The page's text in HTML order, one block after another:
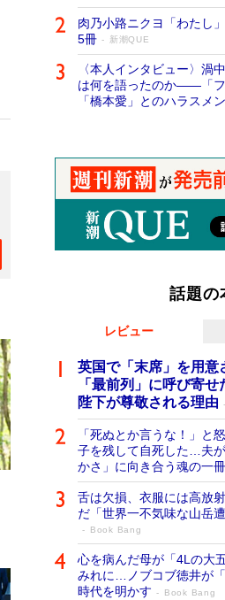
肉乃小路ニクヨ「わたし
5冊
新潮QUE
〈本人インタビュー〉渦
は何を語ったのか――「
「橋本愛」とのハラスメ
話題の
レビュー
英国で「末席」を用意
「最前列」に呼び寄
陛下が尊敬される理由
「死ぬとか言うな！」と
子を残して自死した…夫
かさ」に向き合う魂の一冊
舌は欠損、衣服には高放
だ「世界一不気味な山岳
Book Bang
心を病んだ母が「4Lの大
みれに…ノブコブ徳井が
時代を明かす
Book Bang